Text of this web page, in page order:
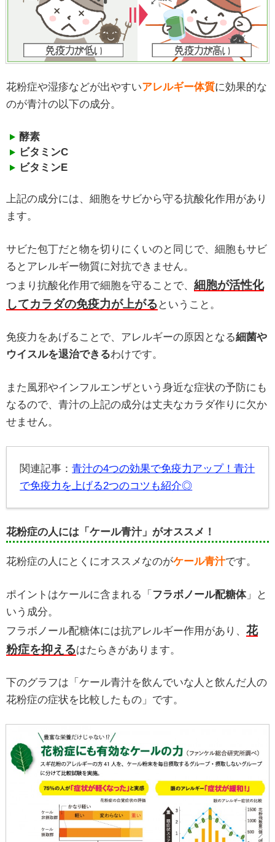
花粉症や湿疹などが出やすいアレルギー体質に効果的な
のが青汁の以下の成分。
酵素
ビタミンC
ビタミンE
上記の成分には、細胞をサビから守る抗酸化作用があり
ます。
サビた包丁だと物を切りにくいのと同じで、細胞もサビ
るとアレルギー物質に対抗できません。
つまり抗酸化作用で細胞を守ることで、 細胞が活性化
してカラダの免疫力が上がる ということ。
免疫力をあげることで、アレルギーの原因となる細菌や
ウイスルを退治できるわけです。
また風邪やインフルエンザという身近な症状の予防にも
なるので、青汁の上記の成分は丈夫なカラダ作りに欠か
せません。
関連記事：青汁の4つの効果で免疫力アップ！青汁
で免疫力を上げる2つのコツも紹介◎
花粉症の人には「ケール青汁」がオススメ！
花粉症の人にとくにオススメなのがケール青汁です。
ポイントはケールに含まれる「 フラボノール配糖体」と
いう成分。
フラボノール配糖体には抗アレルギー作用があり、 花
粉症を抑えるはたらきがあります。
下のグラフは「ケール青汁を飲んでいな人と飲んだ人の
花粉症の症状を比較したもの」です。